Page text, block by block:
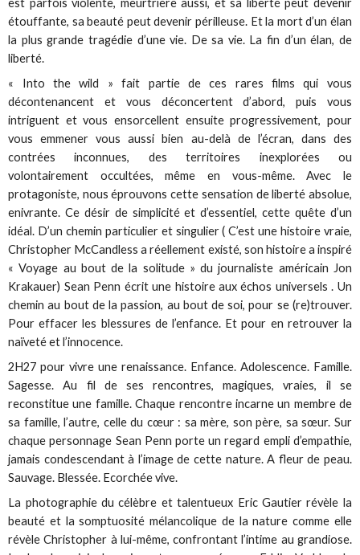
étouffante, sa beauté peut devenir périlleuse. Et la mort d’un élan
la plus grande tragédie d’une vie. De sa vie. La fin d’un élan, de
liberté.
« Into the wild » fait partie de ces rares films qui vous
décontenancent et vous déconcertent d’abord, puis vous
intriguent et vous ensorcellent ensuite progressivement, pour
vous emmener vous aussi bien au-delà de l’écran, dans des
contrées inconnues, des territoires inexplorées ou
volontairement occultées, même en vous-même. Avec le
protagoniste, nous éprouvons cette sensation de liberté absolue,
enivrante. Ce désir de simplicité et d’essentiel, cette quête d’un
idéal. D’un chemin particulier et singulier ( C’est une histoire vraie,
Christopher McCandless a réellement existé, son histoire a inspiré
« Voyage au bout de la solitude » du journaliste américain Jon
Krakauer) Sean Penn écrit une histoire aux échos universels . Un
chemin au bout de la passion, au bout de soi, pour se (re)trouver.
Pour effacer les blessures de l’enfance. Et pour en retrouver la
naïveté et l’innocence.
2H27 pour vivre une renaissance. Enfance. Adolescence. Famille.
Sagesse. Au fil de ses rencontres, magiques, vraies, il se
reconstitue une famille. Chaque rencontre incarne un membre de
sa famille, l’autre, celle du cœur : sa mère, son père, sa sœur. Sur
chaque personnage Sean Penn porte un regard empli d’empathie,
jamais condescendant à l’image de cette nature. A fleur de peau.
Sauvage. Blessée. Ecorchée vive.
La photographie du célèbre et talentueux Eric Gautier révèle la
beauté et la somptuosité mélancolique de la nature comme elle
révèle Christopher à lui-même, confrontant l’intime au grandiose.